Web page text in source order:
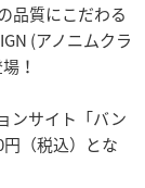
品質にこだわる
(アノニムクラ
！
ンサイト「バン
（税込）とな